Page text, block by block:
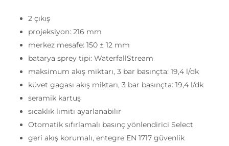
2 çıkış
projeksiyon: 216 mm
merkez mesafe: 150 ± 12 mm
batarya sprey tipi: WaterfallStream
maksimum akış miktarı, 3 bar basınçta: 19,4 l/dk
küvet gagası akış miktarı, 3 bar basınçta: 19,4 l/dk
seramik kartuş
sıcaklık limiti ayarlanabilir
Otomatik sıfırlamalı basınç yönlendirici Select
geri akış korumalı, entegre EN 1717 güvenlik